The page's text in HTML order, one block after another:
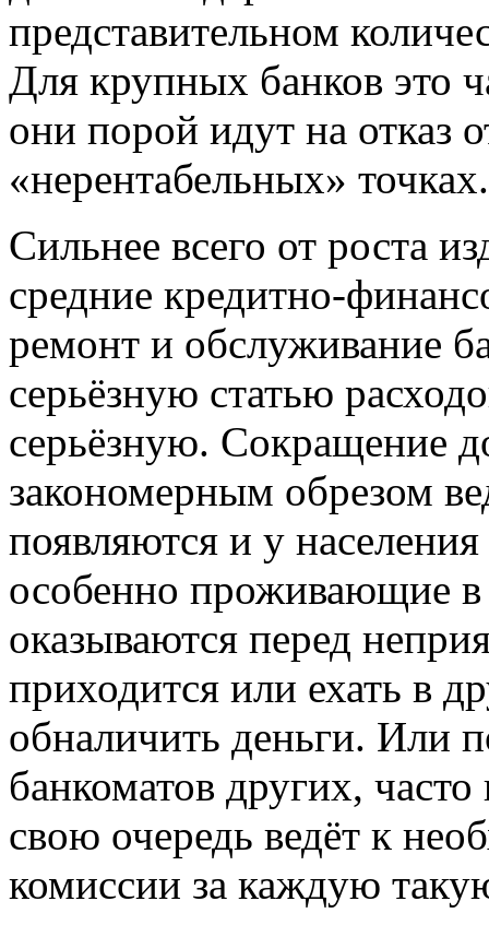
представительном
Для крупных банков это
они порой идут на отказ
«нерентабельных» точках.
Сильнее всего от роста
средние кредитно-
ремонт и обслуживание
серьёзную статью
серьёзную. Сокращение
закономерным обрезом
появляются и у
особенно проживающие в
оказываются перед
приходится или ехать в
обналичить деньги. Или
банкоматов других,
свою очередь ведёт к
комиссии за каждую